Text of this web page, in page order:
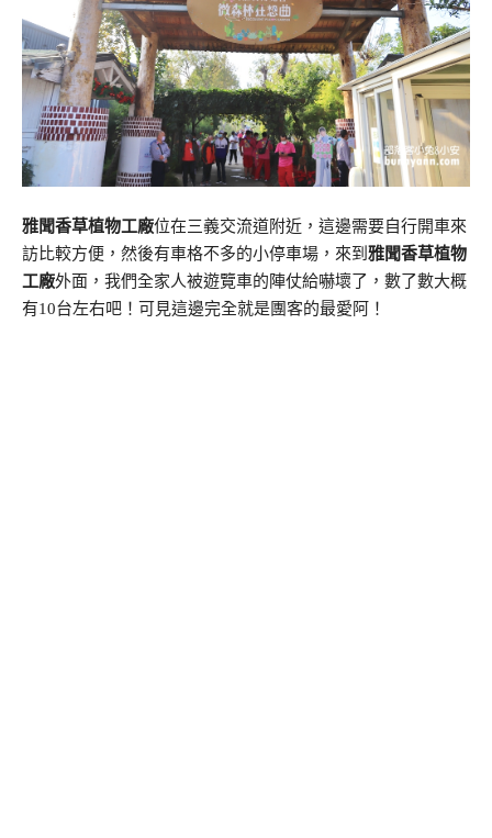
雅聞香草植物工廠位在三義交流道附近，這邊需要自行開車來
訪比較方便，然後有車格不多的小停車場，來到 雅聞香草植物
工廠外面，我們全家人被遊覽車的陣仗給嚇壞了，數了數大概
有10台左右吧！可見這邊完全就是團客的最愛阿！